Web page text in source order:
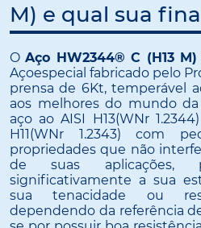
M) e qual sua
OAço HW2344® C (H13 M)
Açoespecial fabricado pelo
prensa de 6Kt, temperável
aos melhores do mundo
aço ao AISI H13(WNr
H11(WNr 1.2343) com
propriedades que não
de suas aplicações,
significativamente a sua
sua tenacidade ou
dependendo da referência